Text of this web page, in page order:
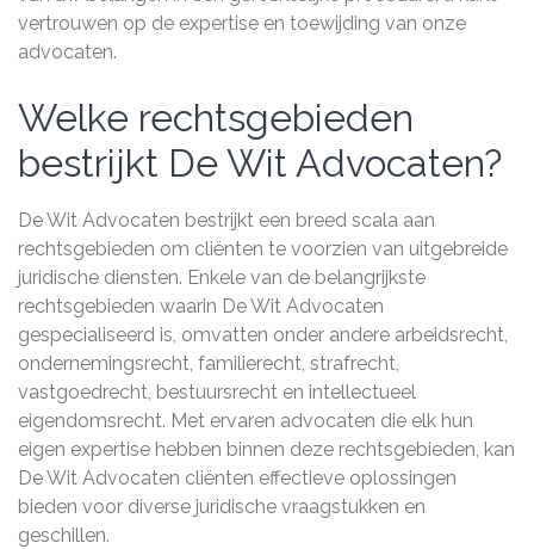
vertrouwen op de expertise en toewijding van onze
advocaten.
Welke rechtsgebieden
bestrijkt De Wit Advocaten?
De Wit Advocaten bestrijkt een breed scala aan
rechtsgebieden om cliënten te voorzien van uitgebreide
juridische diensten. Enkele van de belangrijkste
rechtsgebieden waarin De Wit Advocaten
gespecialiseerd is, omvatten onder andere arbeidsrecht,
ondernemingsrecht, familierecht, strafrecht,
vastgoedrecht, bestuursrecht en intellectueel
eigendomsrecht. Met ervaren advocaten die elk hun
eigen expertise hebben binnen deze rechtsgebieden, kan
De Wit Advocaten cliënten effectieve oplossingen
bieden voor diverse juridische vraagstukken en
geschillen.